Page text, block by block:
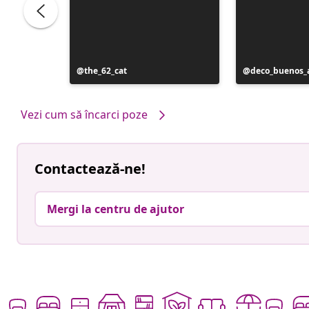
Postare
publicată
the_62_cat
Postare
publicată
Vezi cum să încarci poze
Contactează-ne!
Mergi la centru de ajutor